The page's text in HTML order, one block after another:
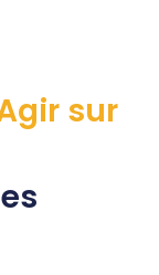
sur